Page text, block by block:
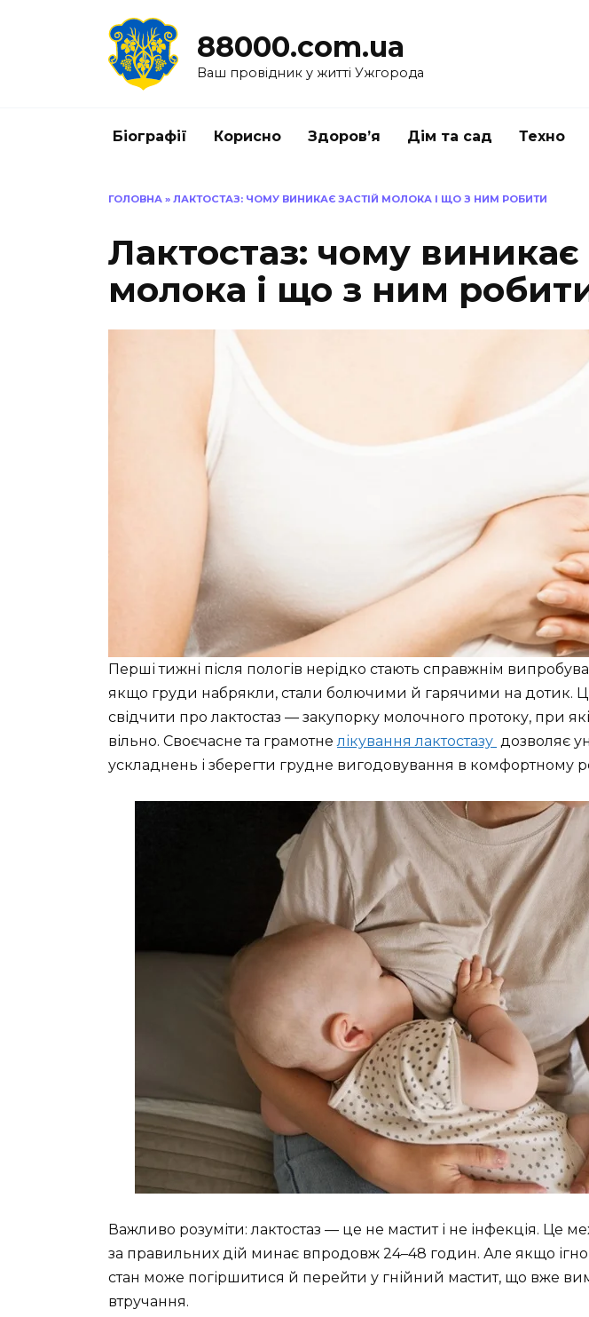
88000.com.ua
Ваш провідник у житті Ужгорода
Біографії Корисно Здоров’я Дім та сад Техно
ГОЛОВНА » ЛАКТОСТАЗ: ЧОМУ ВИНИКАЄ ЗАСТІЙ МОЛОКА І ЩО З НИМ РОБИТИ
Лактостаз: чому виникає
молока і що з ним
Перші тижні після пологів нерідко стають справжнім
якщо груди набрякли, стали болючими й гарячими на дотик.
свідчити про лактостаз — закупорку молочного протоку, при
вільно. Своєчасне та грамотнелікування лактостазу дозволяє
ускладнень і зберегти грудне вигодовування в комфортному
Важливо розуміти: лактостаз — це не мастит і не інфекція. Це
за правильних дій минає впродовж 24–48 годин. Але якщо
стан може погіршитися й перейти у гнійний мастит, що вже
втручання.